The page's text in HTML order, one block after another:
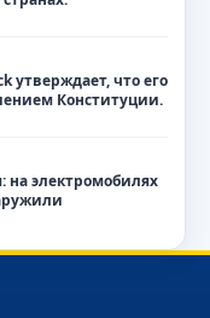
утверждает, что его
Конституции.
электромобилях